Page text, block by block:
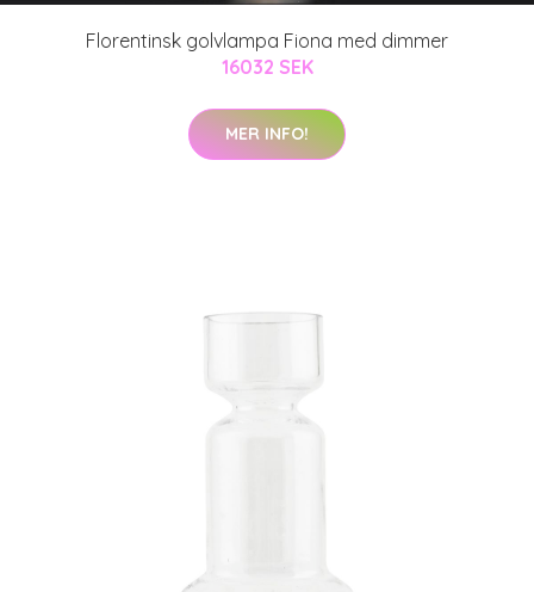
Florentinsk golvlampa Fiona med dimmer
16032 SEK
MER INFO!